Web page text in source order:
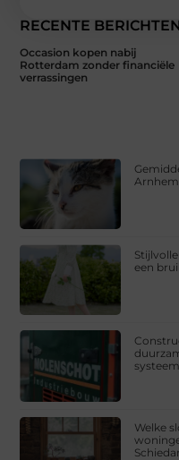
RECENTE
Occasion kopen nabij
Rotterdam zonder financiële
verrassingen
Arnhem
een
Welke